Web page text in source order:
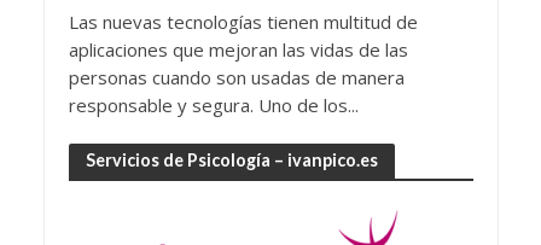
Las nuevas tecnologías tienen multitud de
aplicaciones que mejoran las vidas de las
personas cuando son usadas de manera
responsable y segura. Uno de los...
Servicios de Psicología – ivanpico.es